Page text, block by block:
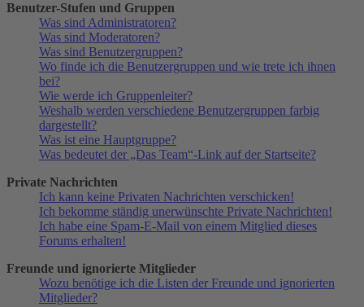
Benutzer-Stufen und Gruppen
Was sind Administratoren?
Was sind Moderatoren?
Was sind Benutzergruppen?
Wo finde ich die Benutzergruppen und wie trete ich ihnen
bei?
Wie werde ich Gruppenleiter?
Weshalb werden verschiedene Benutzergruppen farbig
dargestellt?
Was ist eine Hauptgruppe?
Was bedeutet der „Das Team“-Link auf der Startseite?
Private Nachrichten
Ich kann keine Privaten Nachrichten verschicken!
Ich bekomme ständig unerwünschte Private Nachrichten!
Ich habe eine Spam-E-Mail von einem Mitglied dieses
Forums erhalten!
Freunde und ignorierte Mitglieder
Wozu benötige ich die Listen der Freunde und ignorierten
Mitglieder?